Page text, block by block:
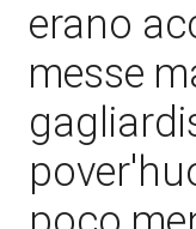
erano
messe